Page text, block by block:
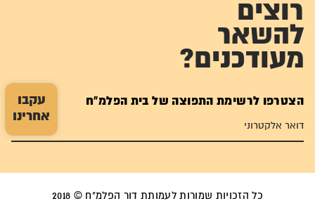
עקבו
אחרינו
רוצים
להשאר
מעודכנים?
הצטרפו לרשימת התפוצה של בית הפלמ"ח
כל הזכויות שמורות לעמותת דור הפלמ"ח © 2018